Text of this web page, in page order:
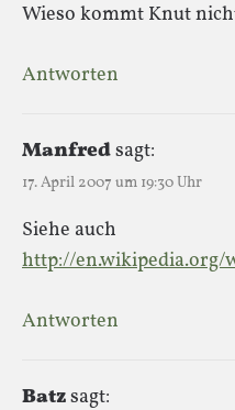
Wieso kommt Knut
Antworten
Manfredsagt:
17. April 2007 um 19:30 Uhr
Siehe auch
http://
Antworten
Batzsagt: